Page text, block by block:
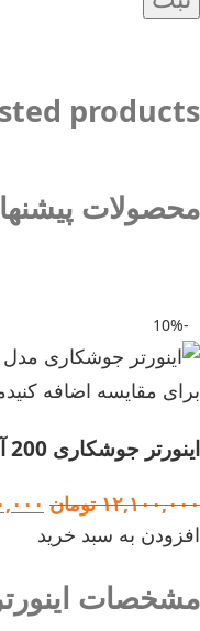
products
محصولات
-10%
برای مقایسه اضافه کنید
اینورتر جوشکاری 200 آمپر وینر مدل 2011
۱۲,۱۰۰,۰۰۰ تومان
افزودن به سبد خرید
مشخصات اینورتر